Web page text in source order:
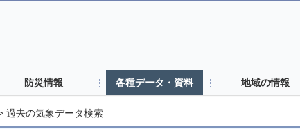
防災情報 各種データ・資料 地域の情報
過去の気象データ検索